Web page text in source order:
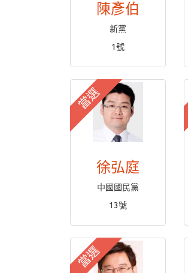
陳彥伯
新黨
1號
當選
徐弘庭
中國國民黨
13號
當選